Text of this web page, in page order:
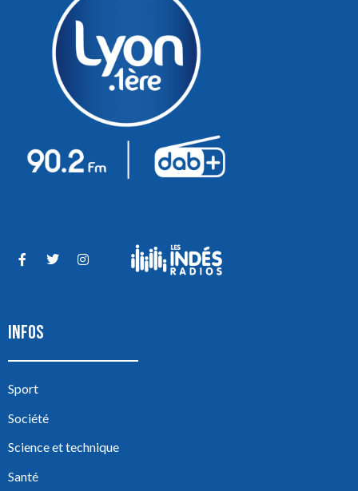
INFOS
Sport
Société
Science et technique
Santé